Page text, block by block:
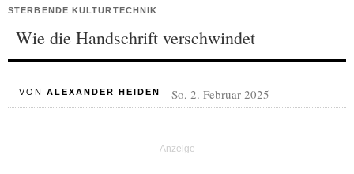
STERBENDE KULTURTECHNIK
Wie die Handschrift verschwindet
VON ALEXANDER HEIDEN So, 2. Februar 2025